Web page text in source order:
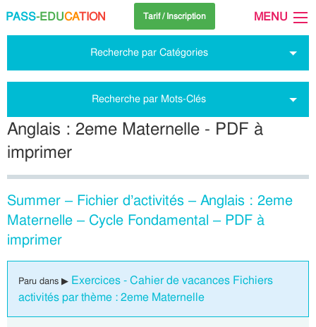
PASS-EDUCATION Tarif / Inscription MENU
Recherche par Catégories
Recherche par Mots-Clés
Anglais : 2eme Maternelle - PDF à
imprimer
Summer – Fichier d’activités – Anglais : 2eme
Maternelle – Cycle Fondamental – PDF à
imprimer
Paru dans ▶ Exercices - Cahier de vacances Fichiers
activités par thème : 2eme Maternelle